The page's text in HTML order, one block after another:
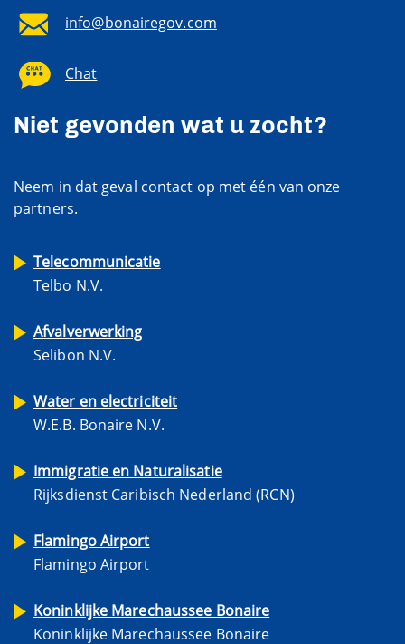
info@bonairegov.com
Chat
Niet gevonden wat u zocht?
Neem in dat geval contact op met één van onze
partners.
Telecommunicatie
Telbo N.V.
Afvalverwerking
Selibon N.V.
Water en electriciteit
W.E.B. Bonaire N.V.
Immigratie en Naturalisatie
Rijksdienst Caribisch Nederland (RCN)
Flamingo Airport
Flamingo Airport
Koninklijke Marechaussee Bonaire
Koninklijke Marechaussee Bonaire